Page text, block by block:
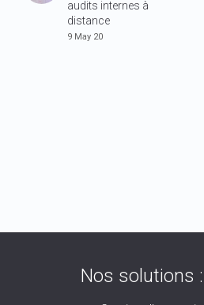
audits internes à
distance
9 May 20
Nos solutions :